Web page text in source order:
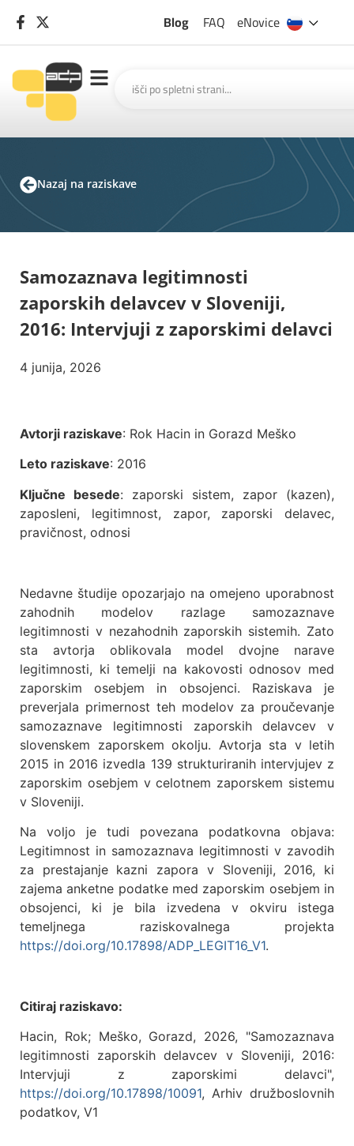
Blog FAQ eNovice
Nazaj na raziskave
Samozaznava legitimnosti
zaporskih delavcev v Sloveniji,
2016: Intervjuji z zaporskimi delavci
4 junija, 2026
Avtorji raziskave: Rok Hacin in Gorazd Meško
Leto raziskave: 2016
Ključne besede: zaporski sistem, zapor (kazen),
zaposleni, legitimnost, zapor, zaporski delavec,
pravičnost, odnosi
Nedavne študije opozarjajo na omejeno uporabnost
zahodnih modelov razlage samozaznave
legitimnosti v nezahodnih zaporskih sistemih. Zato
sta avtorja oblikovala model dvojne narave
legitimnosti, ki temelji na kakovosti odnosov med
zaporskim osebjem in obsojenci. Raziskava je
preverjala primernost teh modelov za proučevanje
samozaznave legitimnosti zaporskih delavcev v
slovenskem zaporskem okolju. Avtorja sta v letih
2015 in 2016 izvedla 139 strukturiranih intervjujev z
zaporskim osebjem v celotnem zaporskem sistemu
v Sloveniji.
Na voljo je tudi povezana podatkovna objava:
Legitimnost in samozaznava legitimnosti v zavodih
za prestajanje kazni zapora v Sloveniji, 2016, ki
zajema anketne podatke med zaporskim osebjem in
obsojenci, ki je bila izvedena v okviru istega
temeljnega raziskovalnega projekta
https://doi.org/10.17898/ADP_LEGIT16_V1.
Citiraj raziskavo:
Hacin, Rok; Meško, Gorazd, 2026, "Samozaznava
legitimnosti zaporskih delavcev v Sloveniji, 2016:
Intervjuji z zaporskimi delavci",
https://doi.org/10.17898/10091, Arhiv družboslovnih
podatkov, V1